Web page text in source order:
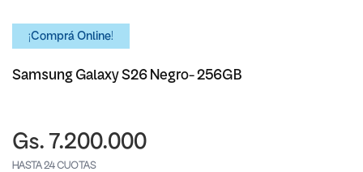
¡Comprá Online!
Samsung Galaxy S26 Negro- 256GB
Gs. 7.200.000
HASTA 24 CUOTAS